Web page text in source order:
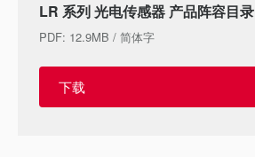
LR 系列 光电传感器 产品阵容目录
PDF: 12.9MB / 简体字
下载